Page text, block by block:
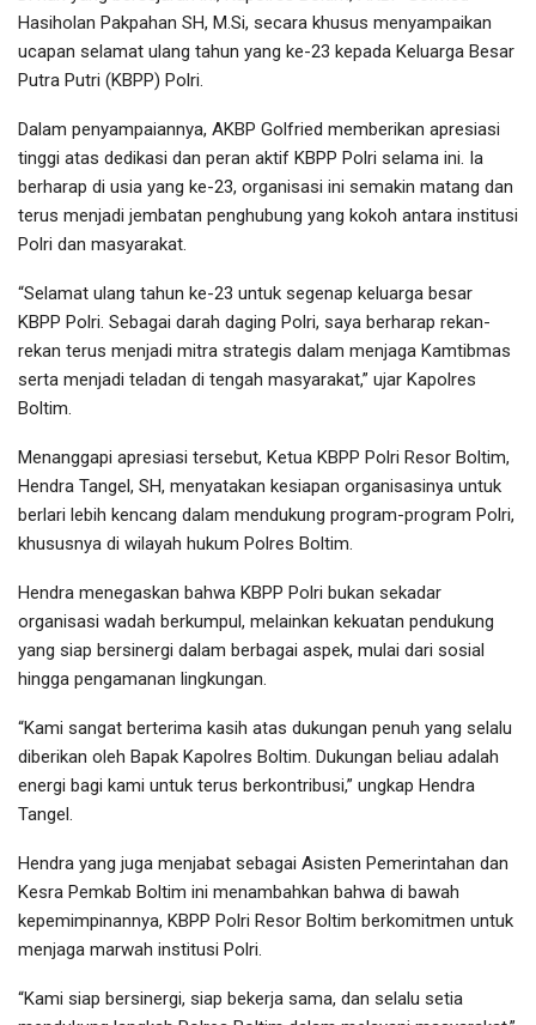
Hasiholan Pakpahan SH, M.Si, secara khusus menyampaikan
ucapan selamat ulang tahun yang ke-23 kepada Keluarga Besar
Putra Putri (KBPP) Polri.
Dalam penyampaiannya, AKBP Golfried memberikan apresiasi
tinggi atas dedikasi dan peran aktif KBPP Polri selama ini. Ia
berharap di usia yang ke-23, organisasi ini semakin matang dan
terus menjadi jembatan penghubung yang kokoh antara institusi
Polri dan masyarakat.
“Selamat ulang tahun ke-23 untuk segenap keluarga besar
KBPP Polri. Sebagai darah daging Polri, saya berharap rekan-
rekan terus menjadi mitra strategis dalam menjaga Kamtibmas
serta menjadi teladan di tengah masyarakat,” ujar Kapolres
Boltim.
Menanggapi apresiasi tersebut, Ketua KBPP Polri Resor Boltim,
Hendra Tangel, SH, menyatakan kesiapan organisasinya untuk
berlari lebih kencang dalam mendukung program-program Polri,
khususnya di wilayah hukum Polres Boltim.
Hendra menegaskan bahwa KBPP Polri bukan sekadar
organisasi wadah berkumpul, melainkan kekuatan pendukung
yang siap bersinergi dalam berbagai aspek, mulai dari sosial
hingga pengamanan lingkungan.
“Kami sangat berterima kasih atas dukungan penuh yang selalu
diberikan oleh Bapak Kapolres Boltim. Dukungan beliau adalah
energi bagi kami untuk terus berkontribusi,” ungkap Hendra
Tangel.
Hendra yang juga menjabat sebagai Asisten Pemerintahan dan
Kesra Pemkab Boltim ini menambahkan bahwa di bawah
kepemimpinannya, KBPP Polri Resor Boltim berkomitmen untuk
menjaga marwah institusi Polri.
“Kami siap bersinergi, siap bekerja sama, dan selalu setia